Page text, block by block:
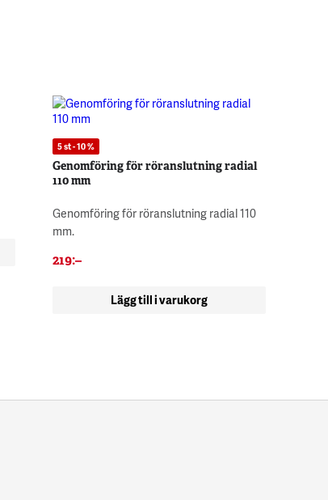
5 st - 10 %
Genomföring för röranslutning radial
110 mm
Genomföring för röranslutning radial 110
mm.
219:–
Lägg till i varukorg